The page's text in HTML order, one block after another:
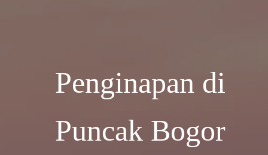
Penginapan di
Puncak Bogor